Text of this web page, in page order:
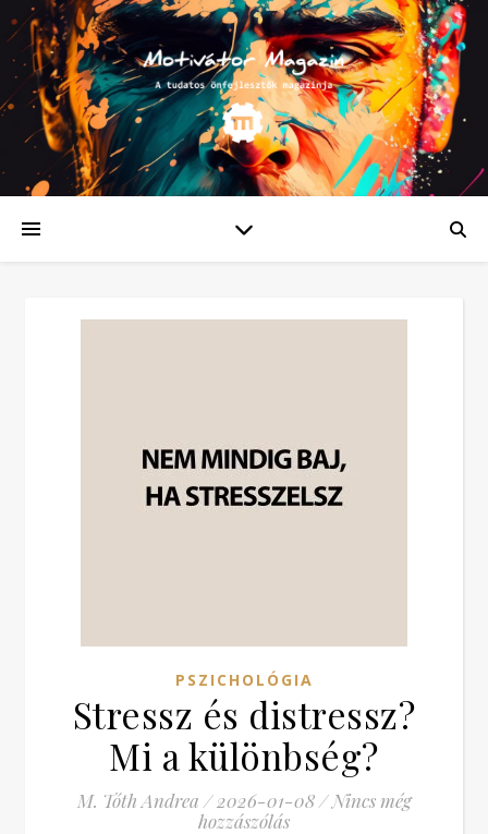
PSZICHOLÓGIA
Stressz és distressz?
Mi a különbség?
M. Tóth Andrea / 2026-01-08 / Nincs még
hozzászólás